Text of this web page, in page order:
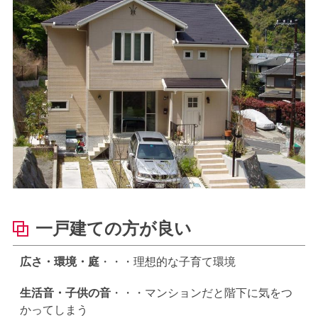
一戸建ての方が良い
広さ・環境・庭 ・・・理想的な子育て環境
生活音・子供の音 ・・・マンションだと階下に気をつ
かってしまう